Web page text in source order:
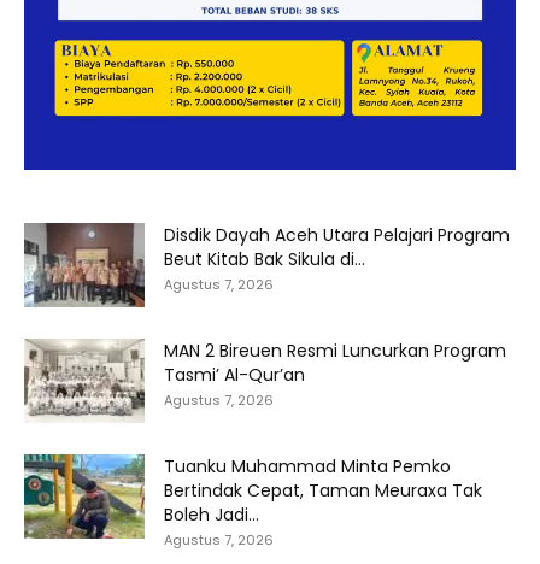
Disdik Dayah Aceh Utara Pelajari Program
Beut Kitab Bak Sikula di...
Agustus 7, 2026
MAN 2 Bireuen Resmi Luncurkan Program
Tasmi’ Al-Qur’an
Agustus 7, 2026
Tuanku Muhammad Minta Pemko
Bertindak Cepat, Taman Meuraxa Tak
Boleh Jadi...
Agustus 7, 2026